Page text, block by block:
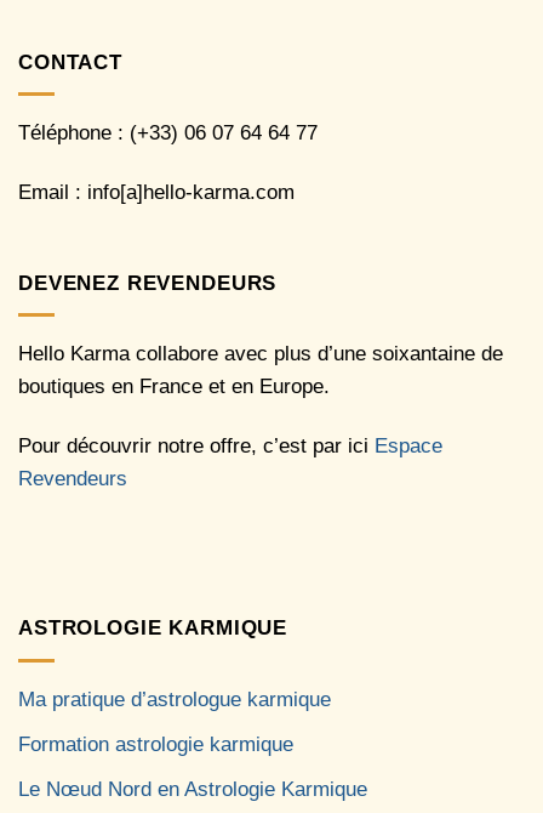
CONTACT
Téléphone : (+33) 06 07 64 64 77
Email : info[a]hello-karma.com
DEVENEZ REVENDEURS
Hello Karma collabore avec plus d’une soixantaine de
boutiques en France et en Europe.
Pour découvrir notre offre, c’est par ici Espace
Revendeurs
ASTROLOGIE KARMIQUE
Ma pratique d’astrologue karmique
Formation astrologie karmique
Le Nœud Nord en Astrologie Karmique